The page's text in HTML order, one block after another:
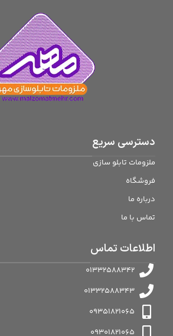
دسترسی سریع
ملزومات تابلو سازی
فروشگاه
درباره ما
تماس با ما
اطلاعات تماس
01332588342
01332588343
09351821065
09301821065